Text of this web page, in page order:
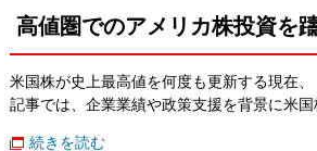
高値圏でのアメリカ株投資を
米国株が史上最高値を何度も更新する現在
記事では、企業業績や政策支援を背景に米
続きを読む